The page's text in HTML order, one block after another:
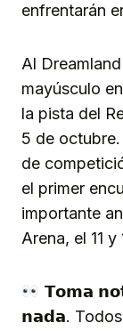
enfrentarán
Al
mayúsculo
la pista del
5 de
de
el primer
importante
Arena, el 11
𝗧𝗼𝗺𝗮
𝗻𝗮𝗱𝗮. Todos